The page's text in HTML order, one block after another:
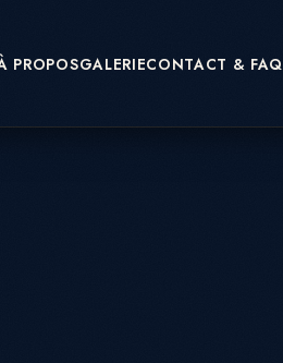
PROPOSGALERIECONTACT & FAQ